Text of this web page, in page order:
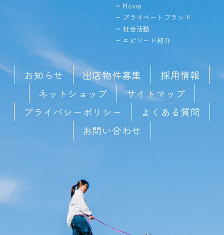
Movie
プライベートブランド
社会活動
エピソード紹介
お知らせ 出店物件募集
採用情報
ネットショップ
サイトマップ
プライバシーポリシー
よくある質問
お問い合わせ